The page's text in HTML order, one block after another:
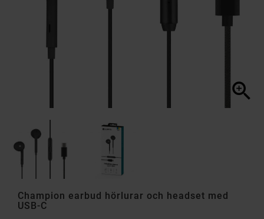

Champion earbud hörlurar och headset med
USB-C